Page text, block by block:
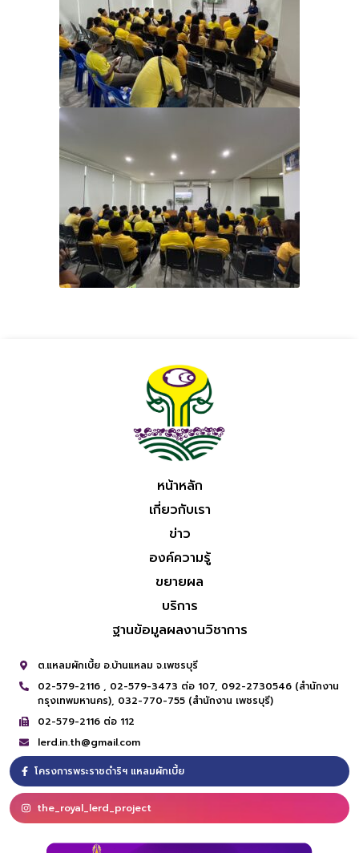
หน้าหลัก
เกี่ยวกับเรา
ข่าว
องค์ความรู้
ขยายผล
บริการ
ฐานข้อมูลผลงานวิชาการ
ต.แหลมผักเบี้ย อ.บ้านแหลม จ.เพชรบุรี
02-579-2116 , 02-579-3473 ต่อ 107, 092-2730546 (สำนักงาน
กรุงเทพมหานคร), 032-770-755 (สำนักงาน เพชรบุรี)
02-579-2116 ต่อ 112
lerd.in.th@gmail.com
โครงการพระราชดำริฯ แหลมผักเบี้ย
the_royal_lerd_project